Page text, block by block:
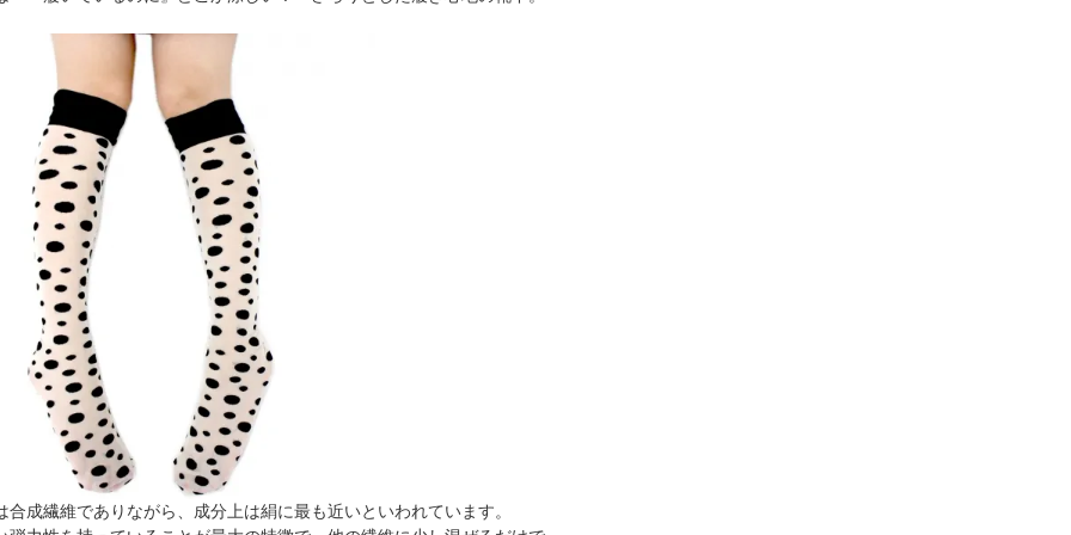
成繊維でありながら、成分上は絹に最も近いといわれています。